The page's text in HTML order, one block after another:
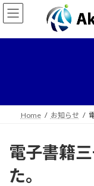
コ
ン
ン
ナ
ビ
ー
Home お知らせ
電子書籍
た。